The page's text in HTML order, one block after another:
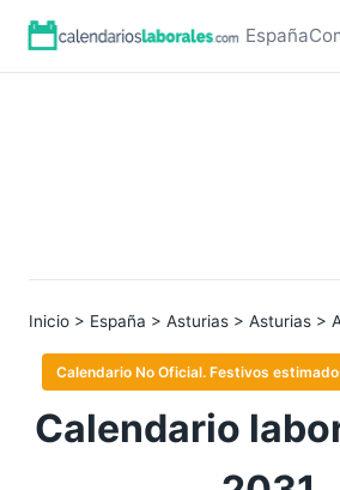
España
Inicio > España > Asturias > Asturias >
Calendario No Oficial. Festivos
Calendario